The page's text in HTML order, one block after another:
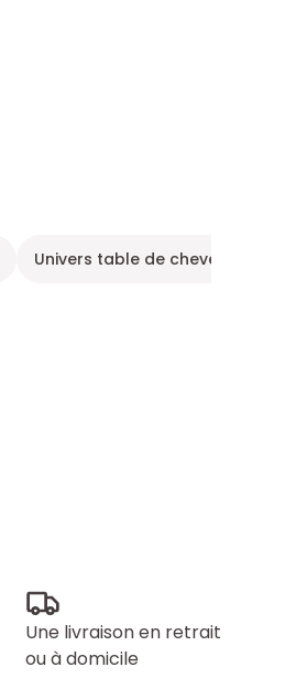
Univers table de chevet
Une livraison en retrait
ou à domicile